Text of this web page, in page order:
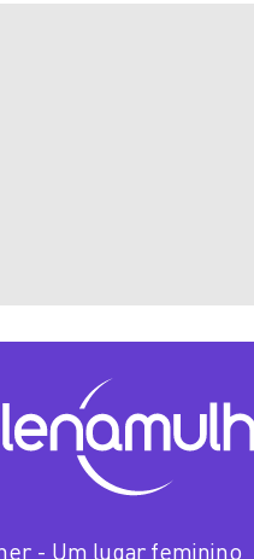
- Um lugar feminino